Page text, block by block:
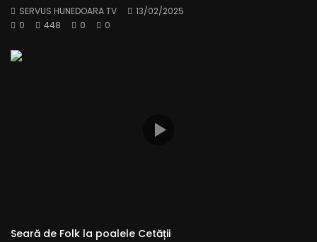
SERVUS HUNEDOARA TV
13/02/2025
0
448 0 0
Seară de Folk la poalele Cetății